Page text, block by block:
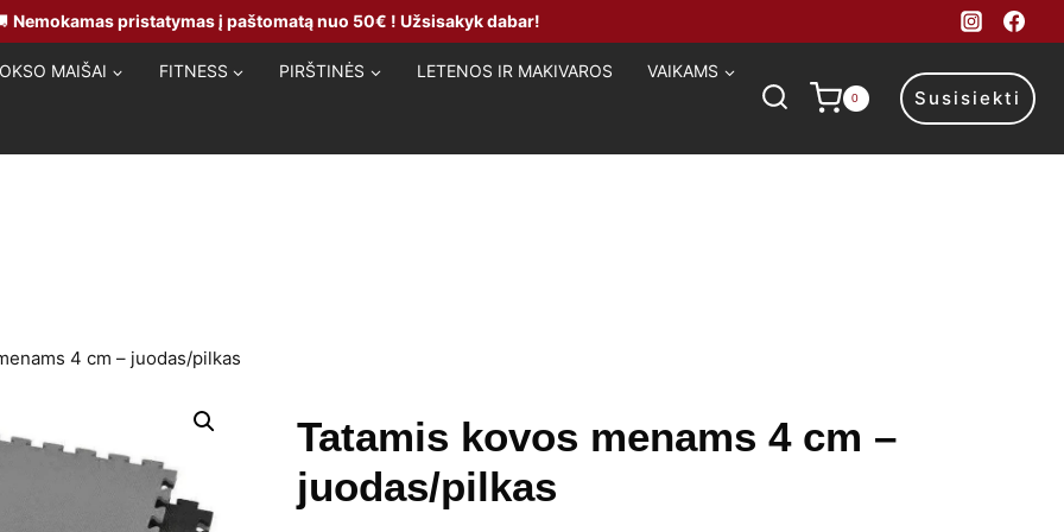
Nemokamas pristatymas į paštomatą nuo 50€ ! Užsisakyk dabar!
MAIŠAI FITNESS PIRŠTINĖS LETENOS IR MAKIVAROS VAIKAMS
0 Susisiekti
4 cm – juodas/pilkas
Tatamis kovos menams 4 cm –
juodas/pilkas